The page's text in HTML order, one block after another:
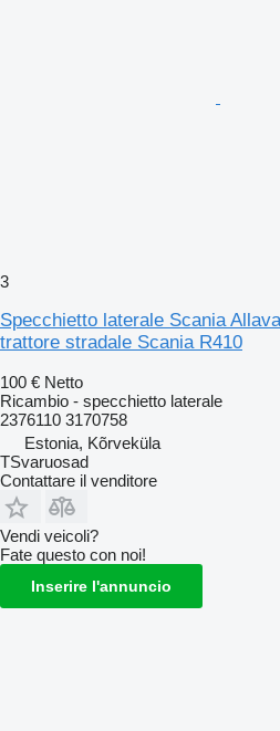
3
Specchietto laterale Scania
trattore stradale Scania R410
100 € Netto
Ricambio - specchietto laterale
2376110 3170758
Estonia, Kõrveküla
TSvaruosad
Contattare il venditore
Vendi veicoli?
Fate questo con noi!
Inserire l'annuncio